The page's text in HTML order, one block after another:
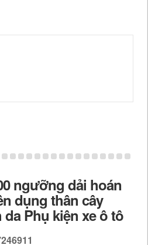
ngưỡng dải hoán
dụng thân cây
da Phụ kiện xe ô tô